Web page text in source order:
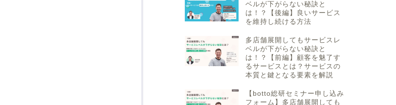
ベルが下がらない秘訣と
は！？【後編】良いサービス
を維持し続ける方法
多店舗展開してもサービスレ
ベルが下がらない秘訣と
は！？【前編】顧客を魅了す
るサービスとは？サービスの
本質と鍵となる要素を解説
【botto総研セミナー申し込み
フォーム】多店舗展開しても